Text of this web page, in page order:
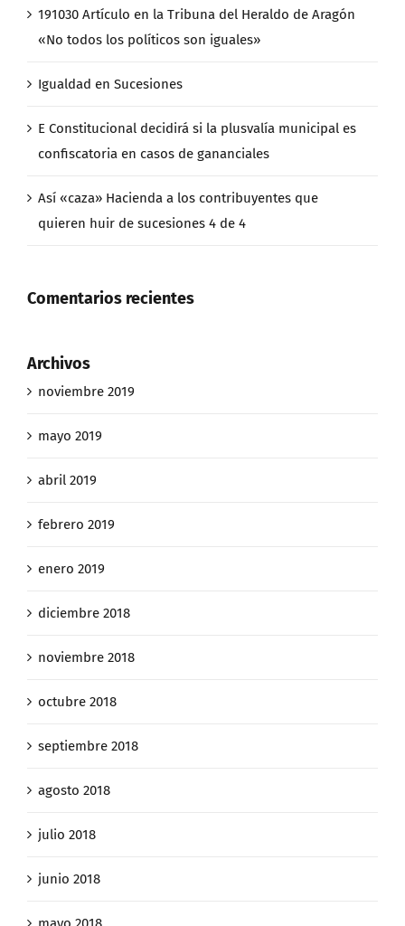
191030 Artículo en la Tribuna del Heraldo de Aragón
«No todos los políticos son iguales»
Igualdad en Sucesiones
E Constitucional decidirá si la plusvalía municipal es
confiscatoria en casos de gananciales
Así «caza» Hacienda a los contribuyentes que
quieren huir de sucesiones 4 de 4
Comentarios recientes
Archivos
noviembre 2019
mayo 2019
abril 2019
febrero 2019
enero 2019
diciembre 2018
noviembre 2018
octubre 2018
septiembre 2018
agosto 2018
julio 2018
junio 2018